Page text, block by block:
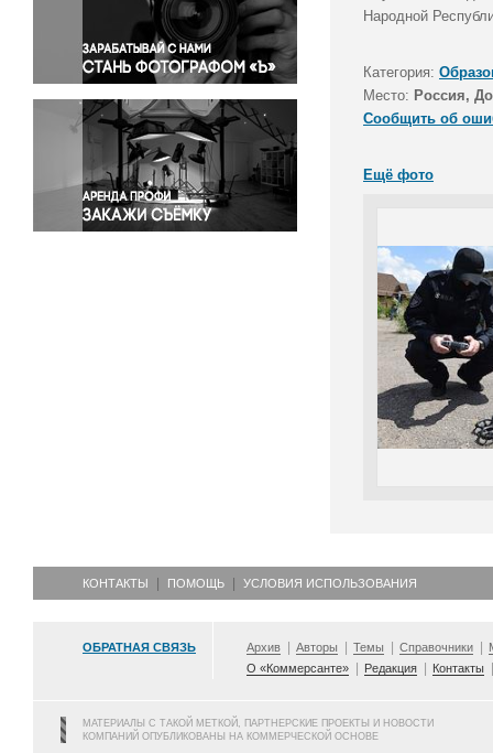
Правосудие
Происшествия и конфликты
Религия
Светская жизнь
Спорт
Экология
Экономика и бизнес
Народной
Категория:
Место: Россия,
Сообщить об
Ещё фото
КОНТАКТЫ ПОМОЩЬ УСЛОВИЯ ИСПОЛЬЗОВАНИЯ
ОБРАТНАЯ СВЯЗЬ Архив Авторы Темы Справочники
О «Коммерсанте»
Редакция Контакты
МАТЕРИАЛЫ С ТАКОЙ МЕТКОЙ, ПАРТНЕРСКИЕ ПРОЕКТЫ И НОВОСТИ
КОМПАНИЙ ОПУБЛИКОВАНЫ НА КОММЕРЧЕСКОЙ ОСНОВЕ